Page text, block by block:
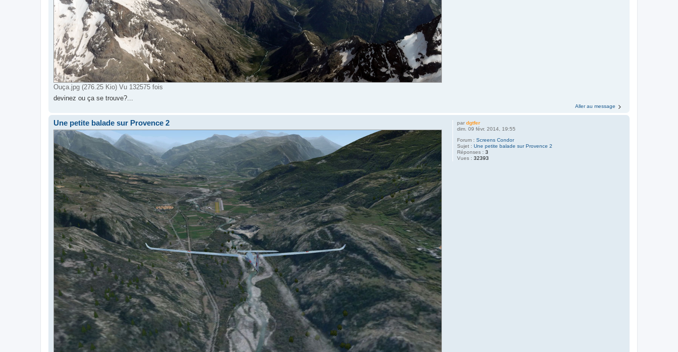
Ouça.jpg (276.25 Kio) Vu 132575 fois
devinez ou ça se trouve?...
Aller au message
pardgtfer
dim. 09 févr. 2014, 19:55
Forum :Screens Condor
Sujet :Une petite balade sur Provence 2
Réponses :3
Vues :32393
Une petite balade sur Provence 2